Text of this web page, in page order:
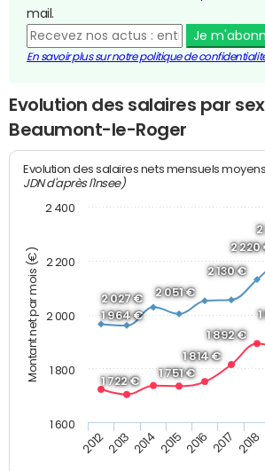
mail.
Je
En savoir plus sur notre politique de
Evolution des salaires par
Beaumont-le-Roger
Montant net par mois (€)
Evolution des salaires nets mensuels moyens
JDN d'après l'Insee)
1 722 €
1 751 €
1 814 €
1 892 €
1 964 €
2 027 €
2 051 €
2 130 €
2 220
2
2012 2013 2014 2015 2016 2017 2018
1 600
1 800
2 000
2 200
2 400